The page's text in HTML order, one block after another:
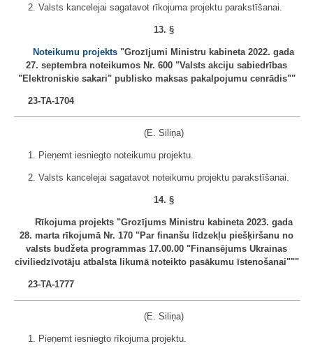
2. Valsts kancelejai sagatavot rīkojuma projektu parakstīšanai.
13. §
Noteikumu projekts "Grozījumi Ministru kabineta 2022. gada
27. septembra noteikumos Nr. 600 "Valsts akciju sabiedrības
"Elektroniskie sakari" publisko maksas pakalpojumu cenrādis""
23-TA-1704
(E. Siliņa)
1. Pieņemt iesniegto noteikumu projektu.
2. Valsts kancelejai sagatavot noteikumu projektu parakstīšanai.
14. §
Rīkojuma projekts "Grozījums Ministru kabineta 2023. gada
28. marta rīkojumā Nr. 170 "Par finanšu līdzekļu piešķiršanu no
valsts budžeta programmas 17.00.00 "Finansējums Ukrainas
civiliedzīvotāju atbalsta likumā noteikto pasākumu īstenošanai"""
23-TA-1777
(E. Siliņa)
1. Pieņemt iesniegto rīkojuma projektu.